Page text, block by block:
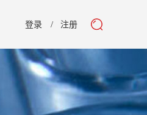
登录 注册